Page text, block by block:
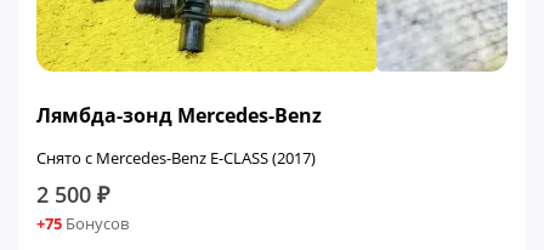
Лямбда-зонд Mercedes-Benz
Снято с Mercedes-Benz E-CLASS (2017)
2 500 ₽
+75 Бонусов